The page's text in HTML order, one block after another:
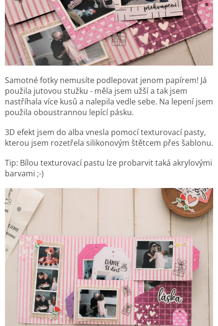
Samotné fotky nemusíte podlepovat jenom papírem! Já
použila jutovou stužku - měla jsem užší a tak jsem
nastříhala více kusů a nalepila vedle sebe. Na lepení jsem
použila oboustrannou lepící pásku.
3D efekt jsem do alba vnesla pomocí texturovací pasty,
kterou jsem rozetřela silikonovým štětcem přes šablonu.
Tip: Bílou texturovací pastu lze probarvit taká akrylovými
barvami ;-)